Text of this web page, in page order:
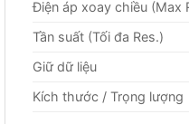
Điện áp xoay chiều (Max
Tần suất (Tối đa Res.)
Giữ dữ liệu
Kích thước / Trọng lượng